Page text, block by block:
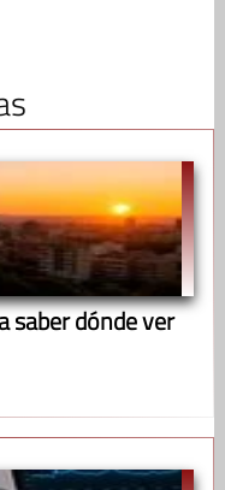
saber dónde ver